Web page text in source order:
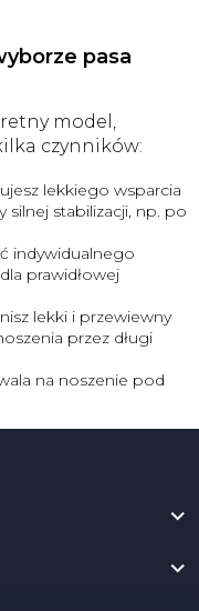
pasa
model,
czynników:
lekkiego wsparcia
stabilizacji, np. po
indywidualnego
prawidłowej
lekki i przewiewny
przez długi
na noszenie pod